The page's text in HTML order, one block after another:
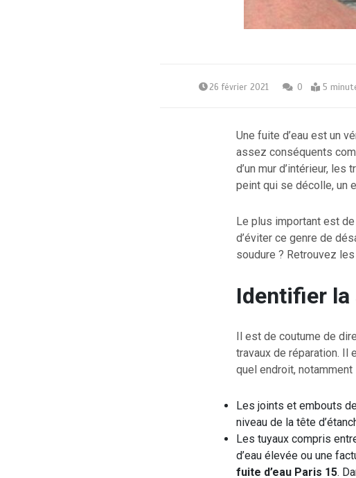
26 février 2021 0 5
Une fuite d’eau est un
assez conséquents
d’un mur d’intérieur,
peint qui se décolle, un
Le plus important est
d’éviter ce genre de
soudure ? Retrouvez
Identifier la
Il est de coutume de
travaux de réparation. Il
quel endroit,
Les joints et embouts
niveau de la tête
Les tuyaux compris
d’eau élevée ou une
fuite d’eau Paris 15.